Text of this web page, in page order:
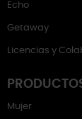
Echo
Getaway
Licencias y
Mujer